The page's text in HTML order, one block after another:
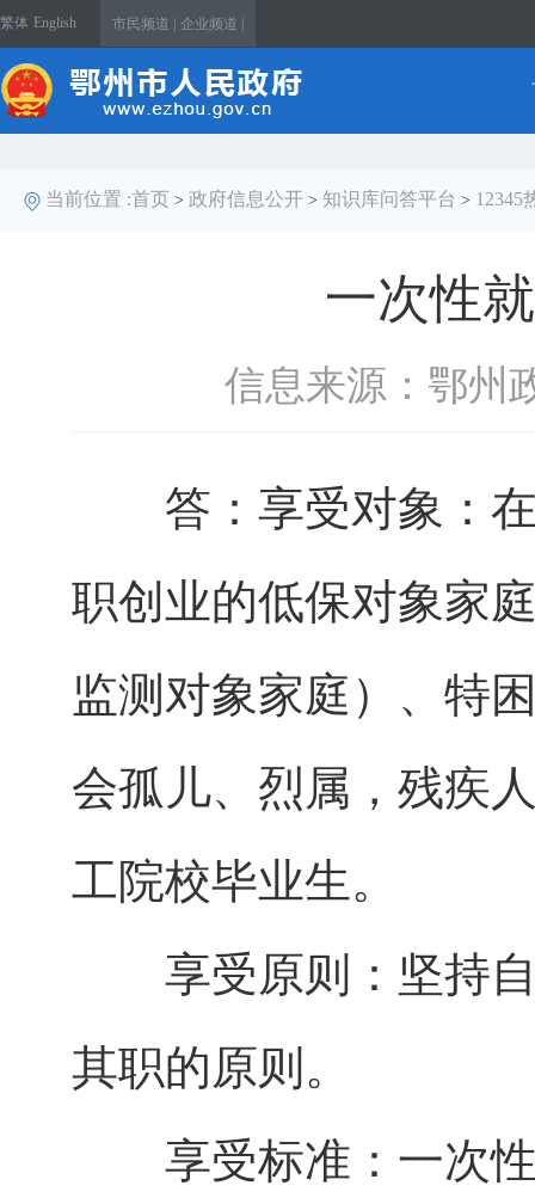
繁体 English 市民频道 | 企业频道 |
当前位置 :首页 > 政府信息公开 > 知识库问答平台 > 12345
一次性
信息来源：鄂州
答：享受对象：在
职创业的低保对象家
监测对象家庭）、特
会孤儿、烈属，残疾
工院校毕业生。
享受原则：坚持自
其职的原则。
享受标准：一次性